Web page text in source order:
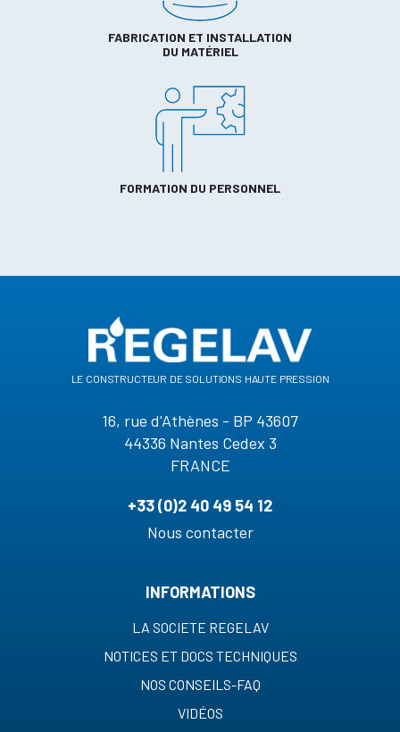
FABRICATION ET INSTALLATION
DU MATÉRIEL
FORMATION DU PERSONNEL
le constructeur de solutions haute pression
16, rue d'Athènes - BP 43607
44336 Nantes Cedex 3
FRANCE
+33 (0)2 40 49 54 12
Nous contacter
INFORMATIONS
LA SOCIETE REGELAV
NOTICES ET DOCS TECHNIQUES
NOS CONSEILS-FAQ
VIDÉOS